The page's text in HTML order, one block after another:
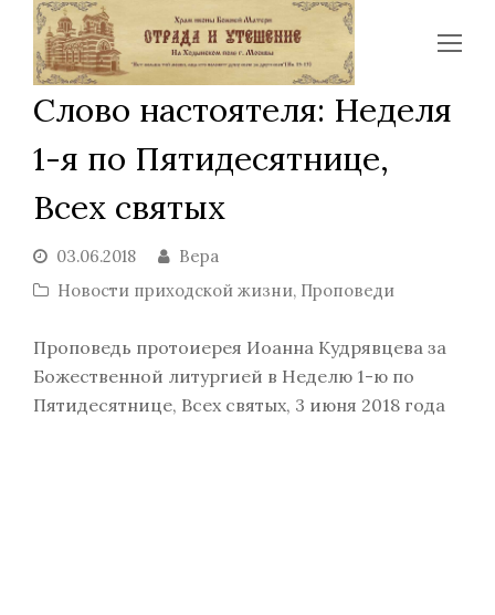
Слово настоятеля: Неделя
1-я по Пятидесятнице,
Всех святых
03.06.2018
Вера
Новости приходской жизни, Проповеди
Проповедь протоиерея Иоанна Кудрявцева за
Божественной литургией в Неделю 1-ю по
Пятидесятнице, Всех святых, 3 июня 2018 года